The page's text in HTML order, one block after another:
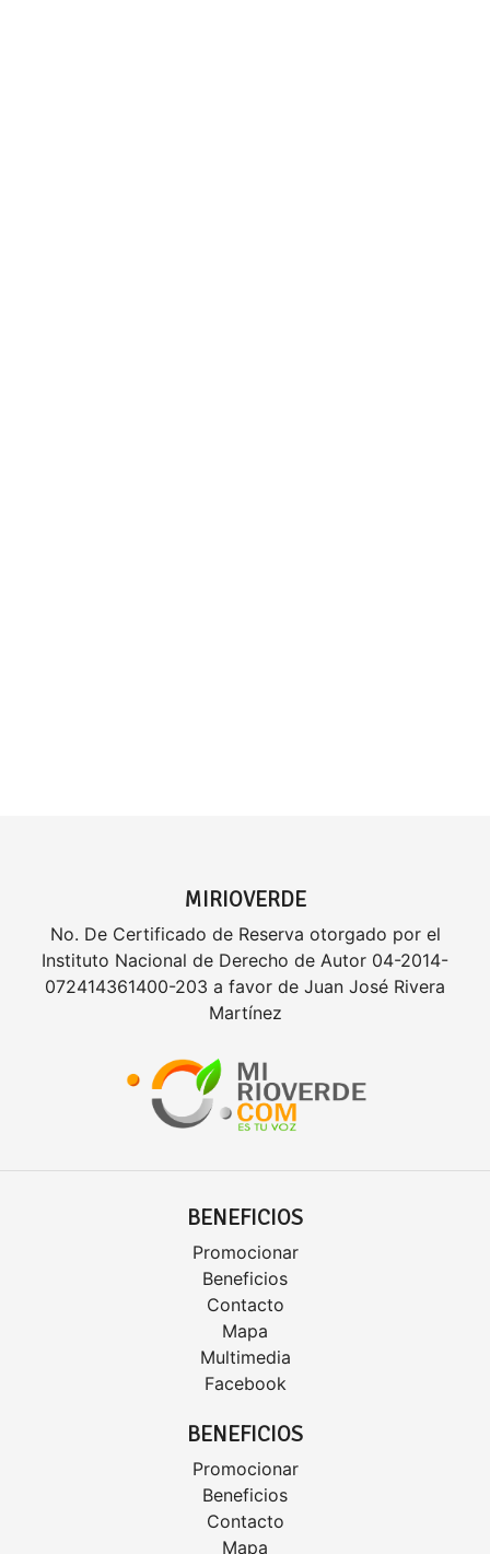
MIRIOVERDE
No. De Certificado de Reserva otorgado por el
Instituto Nacional de Derecho de Autor 04-2014-
072414361400-203 a favor de Juan José Rivera
Martínez
BENEFICIOS
Promocionar
Beneficios
Contacto
Mapa
Multimedia
Facebook
BENEFICIOS
Promocionar
Beneficios
Contacto
Mapa